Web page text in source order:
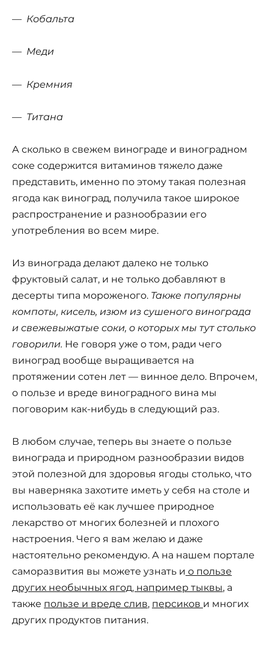
— Кобальта
— Меди
— Кремния
— Титана
А сколько в свежем винограде и виноградном
соке содержится витаминов тяжело даже
представить, именно по этому такая полезная
ягода как виноград, получила такое широкое
распространение и разнообразии его
употребления во всем мире.
Из винограда делают далеко не только
фруктовый салат, и не только добавляют в
десерты типа мороженого. Также популярны
компоты, кисель, изюм из сушеного винограда
и свежевыжатые соки, о которых мы тут столько
говорили. Не говоря уже о том, ради чего
виноград вообще выращивается на
протяжении сотен лет — винное дело. Впрочем,
о пользе и вреде виноградного вина мы
поговорим как-нибудь в следующий раз.
В любом случае, теперь вы знаете о пользе
винограда и природном разнообразии видов
этой полезной для здоровья ягоды столько, что
вы наверняка захотите иметь у себя на столе и
использовать её как лучшее природное
лекарство от многих болезней и плохого
настроения. Чего я вам желаю и даже
настоятельно рекомендую. А на нашем портале
саморазвития вы можете узнать и о пользе
других необычных ягод, например тыквы, а
также пользе и вреде слив, персиков и многих
других продуктов питания.